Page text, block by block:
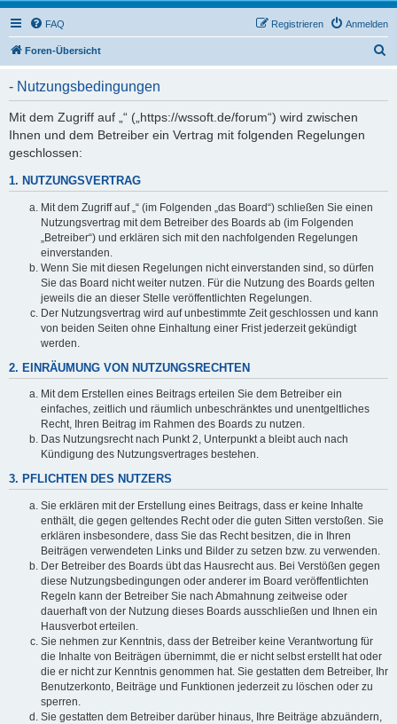
FAQ Anmelden
Registrieren
Foren-Übersicht
- Nutzungsbedingungen
Mit dem Zugriff auf „“ („https://wssoft.de/forum“) wird zwischen
Ihnen und dem Betreiber ein Vertrag mit folgenden Regelungen
geschlossen:
1. NUTZUNGSVERTRAG
Mit dem Zugriff auf „“ (im Folgenden „das Board“) schließen Sie einen
Nutzungsvertrag mit dem Betreiber des Boards ab (im Folgenden
„Betreiber“) und erklären sich mit den nachfolgenden Regelungen
einverstanden.
Wenn Sie mit diesen Regelungen nicht einverstanden sind, so dürfen
Sie das Board nicht weiter nutzen. Für die Nutzung des Boards gelten
jeweils die an dieser Stelle veröffentlichten Regelungen.
Der Nutzungsvertrag wird auf unbestimmte Zeit geschlossen und kann
von beiden Seiten ohne Einhaltung einer Frist jederzeit gekündigt
werden.
2. EINRÄUMUNG VON NUTZUNGSRECHTEN
Mit dem Erstellen eines Beitrags erteilen Sie dem Betreiber ein
einfaches, zeitlich und räumlich unbeschränktes und unentgeltliches
Recht, Ihren Beitrag im Rahmen des Boards zu nutzen.
Das Nutzungsrecht nach Punkt 2, Unterpunkt a bleibt auch nach
Kündigung des Nutzungsvertrages bestehen.
3. PFLICHTEN DES NUTZERS
Sie erklären mit der Erstellung eines Beitrags, dass er keine Inhalte
enthält, die gegen geltendes Recht oder die guten Sitten verstoßen. Sie
erklären insbesondere, dass Sie das Recht besitzen, die in Ihren
Beiträgen verwendeten Links und Bilder zu setzen bzw. zu verwenden.
Der Betreiber des Boards übt das Hausrecht aus. Bei Verstößen gegen
diese Nutzungsbedingungen oder anderer im Board veröffentlichten
Regeln kann der Betreiber Sie nach Abmahnung zeitweise oder
dauerhaft von der Nutzung dieses Boards ausschließen und Ihnen ein
Hausverbot erteilen.
Sie nehmen zur Kenntnis, dass der Betreiber keine Verantwortung für
die Inhalte von Beiträgen übernimmt, die er nicht selbst erstellt hat oder
die er nicht zur Kenntnis genommen hat. Sie gestatten dem Betreiber, Ihr
Benutzerkonto, Beiträge und Funktionen jederzeit zu löschen oder zu
sperren.
Sie gestatten dem Betreiber darüber hinaus, Ihre Beiträge abzuändern,